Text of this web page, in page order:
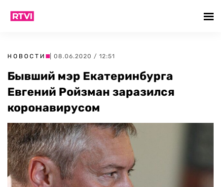
НОВОСТИ | 08.06.2020 / 12:51
Бывший мэр Екатеринбурга
Евгений Ройзман заразился
коронавирусом